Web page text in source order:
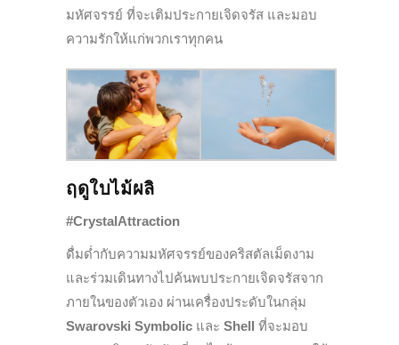
มหัศจรรย์ ที่จะเติมประกายเจิดจรัส และมอบ
ความรักให้แก่พวกเราทุกคน
ฤดูใบไม้ผลิ
#CrystalAttraction
ดื่มด่ำกับความมหัศจรรย์ของคริสตัลเม็ดงาม
และร่วมเดินทางไปค้นพบประกายเจิดจรัสจาก
ภายในของตัวเอง ผ่านเครื่องประดับในกลุ่ม
Swarovski Symbolic และ Shell ที่จะมอบ